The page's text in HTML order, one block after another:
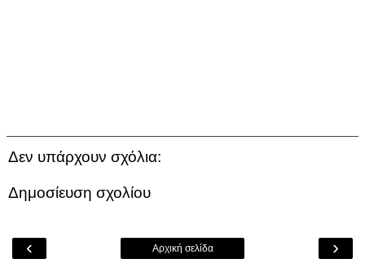
Δεν υπάρχουν σχόλια:
Δημοσίευση σχολίου
‹ ›
Αρχική σελίδα